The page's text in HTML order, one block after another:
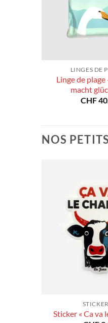
LINGES DE
Linge de plage
macht
CHF
NOS
Sticker « Ca va